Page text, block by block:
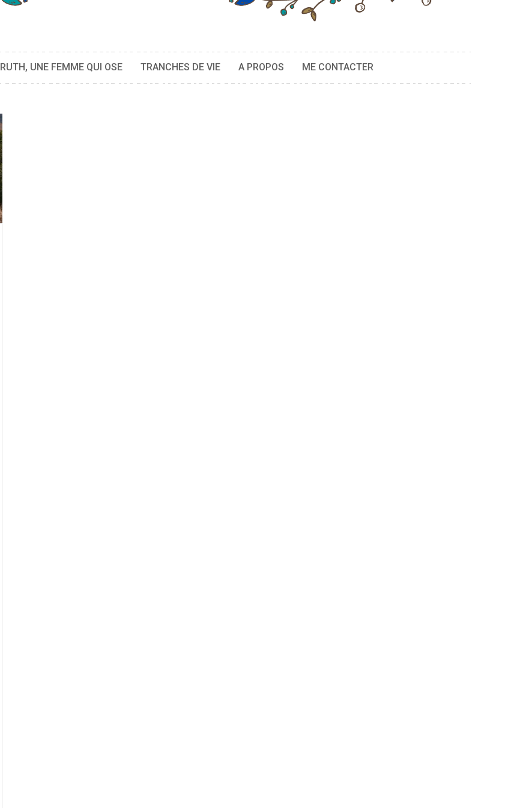
RUTH, UNE FEMME QUI OSE TRANCHES DE VIE A PROPOS ME CONTACTER